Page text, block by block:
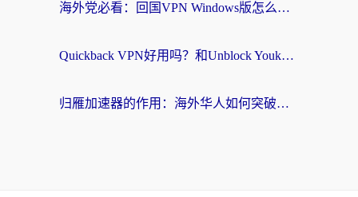
海外党必看：回国VPN Windows版怎么选？3步找到最适合你的无缝访问方案
Quickback VPN好用吗？和Unblock YoukuVPN对比哪个回国效果更好？海外党无缝访问国内资源的实用指南
归雁加速器的作用：海外华人如何突破地域限制，无缝拥抱国内资源？